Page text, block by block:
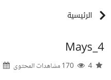
الرئيسية
Mays_4